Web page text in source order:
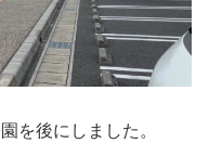
を後にしました。